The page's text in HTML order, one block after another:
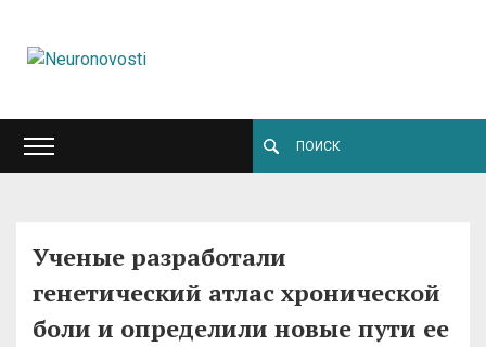
Ученые разработали
генетический атлас хронической
боли и определили новые пути ее